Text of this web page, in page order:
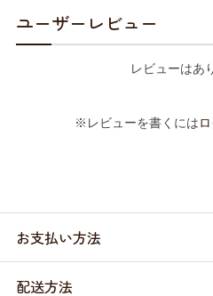
ユーザーレビュー
レビューはあ
※レビューを書くには
お支払い方法
配送方法